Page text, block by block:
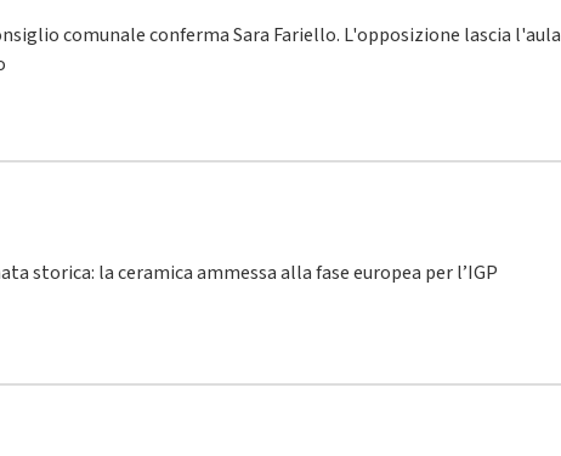
comunale conferma Sara Fariello. L'opposizione lascia l'aula
storica: la ceramica ammessa alla fase europea per l’IGP